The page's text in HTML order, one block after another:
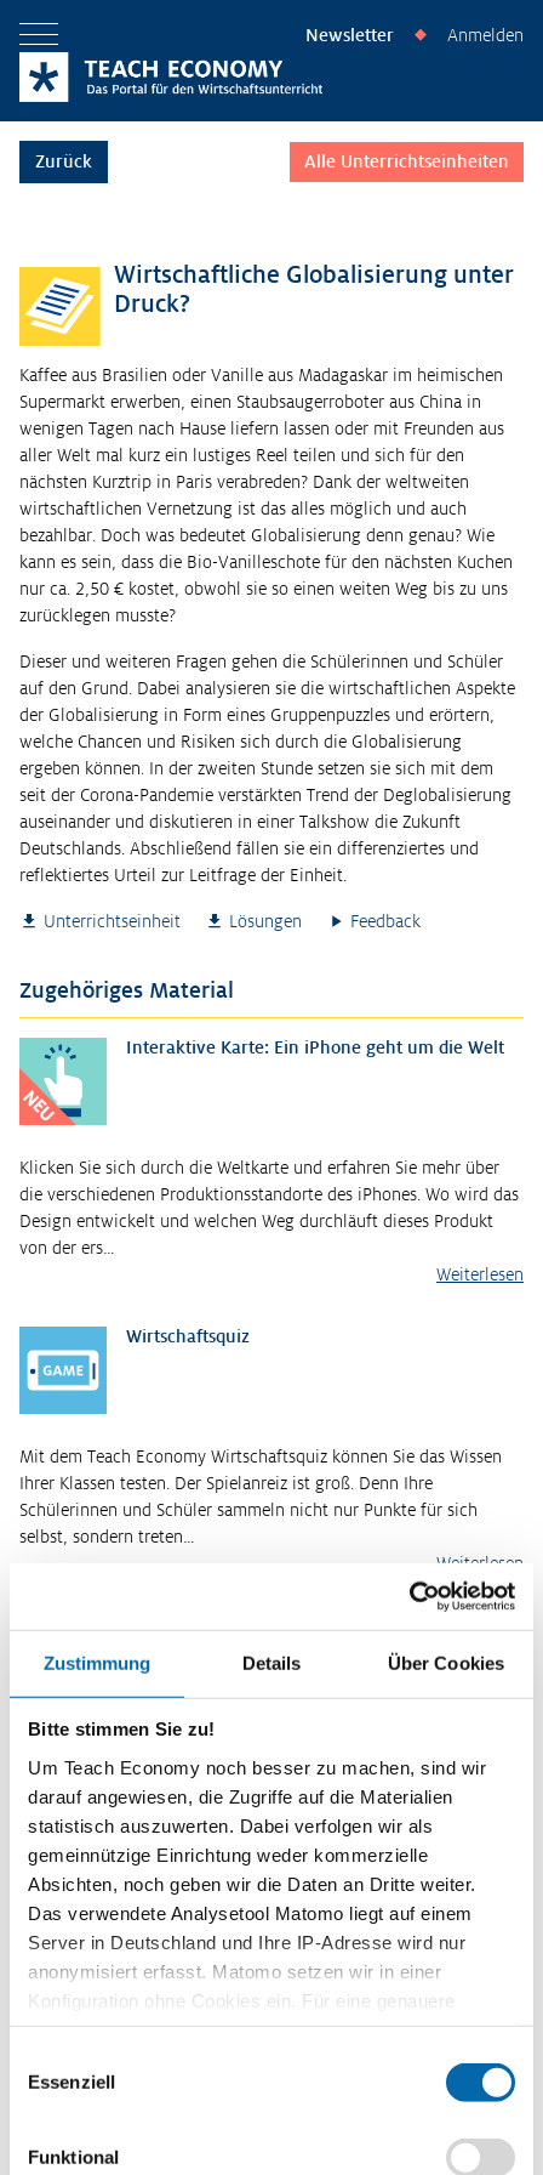
Zustimmung Details Über Cookies
Bitte stimmen Sie zu!
Um Teach Economy noch besser zu machen, sind wir
darauf angewiesen, die Zugriffe auf die Materialien
statistisch auszuwerten. Dabei verfolgen wir als
gemeinnützige Einrichtung weder kommerzielle
Absichten, noch geben wir die Daten an Dritte weiter.
Das verwendete Analysetool Matomo liegt auf einem
Server in Deutschland und Ihre IP-Adresse wird nur
anonymisiert erfasst. Matomo setzen wir in einer
Konfiguration ohne Cookies ein. Für eine genauere
Analyse bitte wir Sie, auch den optional wählbaren
Essenziell
Funktional
Menü öffnen Newsletter ◆ Anmelden
Zurück Alle Unterrichtseinheiten
Wirtschaftliche Globalisierung unter
Druck?
Kaffee aus Brasilien oder Vanille aus Madagaskar im heimischen
Supermarkt erwerben, einen Staubsaugerroboter aus China in
wenigen Tagen nach Hause liefern lassen oder mit Freunden aus
aller Welt mal kurz ein lustiges Reel teilen und sich für den
nächsten Kurztrip in Paris verabreden? Dank der weltweiten
wirtschaftlichen Vernetzung ist das alles möglich und auch
bezahlbar. Doch was bedeutet Globalisierung denn genau? Wie
kann es sein, dass die Bio-Vanilleschote für den nächsten Kuchen
nur ca. 2,50 € kostet, obwohl sie so einen weiten Weg bis zu uns
zurücklegen musste?
Dieser und weiteren Fragen gehen die Schülerinnen und Schüler
auf den Grund. Dabei analysieren sie die wirtschaftlichen Aspekte
der Globalisierung in Form eines Gruppenpuzzles und erörtern,
welche Chancen und Risiken sich durch die Globalisierung
ergeben können. In der zweiten Stunde setzen sie sich mit dem
seit der Corona-Pandemie verstärkten Trend der Deglobalisierung
auseinander und diskutieren in einer Talkshow die Zukunft
Deutschlands. Abschließend fällen sie ein differenziertes und
reflektiertes Urteil zur Leitfrage der Einheit.
Unterrichtseinheit Lösungen Feedback
Zugehöriges Material
NEU
Interaktive Karte: Ein iPhone geht um die Welt
Klicken Sie sich durch die Weltkarte und erfahren Sie mehr über
die verschiedenen Produktionsstandorte des iPhones. Wo wird das
Design entwickelt und welchen Weg durchläuft dieses Produkt
von der ers…
Weiterlesen
Wirtschaftsquiz
Mit dem Teach Economy Wirtschaftsquiz können Sie das Wissen
Ihrer Klassen testen. Der Spielanreiz ist groß. Denn Ihre
Schülerinnen und Schüler sammeln nicht nur Punkte für sich
selbst, sondern treten…
Weiterlesen
Wirtschaftliche Globalisierung
Zeitbedarf
Stufe
Sekundarstufe II
Vorwissen
Zusammenspiel von Angebot und Nachfrage, Wettbewerb,
Produktions- und Lieferketten
Kompetenzen
Die Schülerinnen und Schüler …
setzen sich mit den verschiedenen wirtschaftlichen Aspekten
Deglobalisierung für den Wirtschaftsstandort Deutschland.